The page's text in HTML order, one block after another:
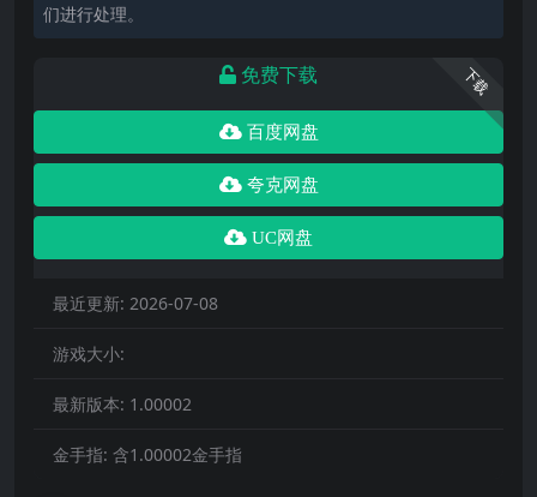
们进行处理。
下载
免费下载
百度网盘
夸克网盘
UC网盘
最近更新: 2026-07-08
游戏大小:
最新版本: 1.00002
金手指: 含1.00002金手指